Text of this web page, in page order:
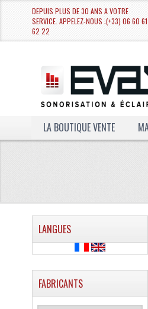
DEPUIS PLUS DE 30 ANS A VOTRE
SERVICE. APPELEZ-NOUS :(+33) 06 60 61
62 22
LA BOUTIQUE VENTE
LANGUES
FABRICANTS